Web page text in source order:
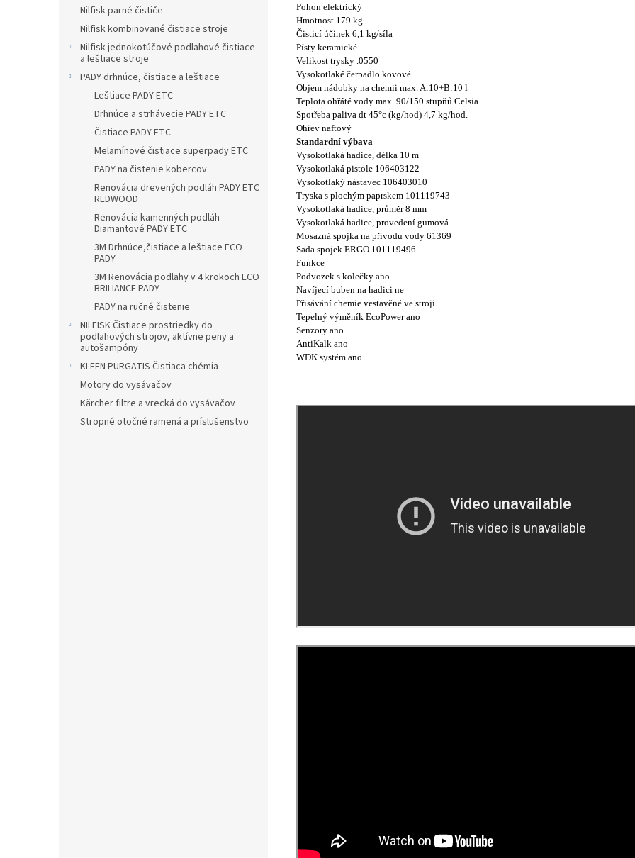
Nilfisk parné čističe
Nilfisk kombinované čistiace stroje
Nilfisk jednokotúčové podlahové čistiace
a leštiace stroje
PADY drhnúce, čistiace a leštiace
Leštiace PADY ETC
Drhnúce a strhávecie PADY ETC
Čistiace PADY ETC
Melamínové čistiace superpady ETC
PADY na čistenie kobercov
Renovácia drevených podláh PADY ETC
REDWOOD
Renovácia kamenných podláh
Diamantové PADY ETC
3M Drhnúce,čistiace a leštiace ECO
PADY
3M Renovácia podlahy v 4 krokoch ECO
BRILIANCE PADY
PADY na ručné čistenie
NILFISK Čistiace prostriedky do
podlahových strojov, aktívne peny a
autošampóny
KLEEN PURGATIS Čistiaca chémia
Motory do vysávačov
Kärcher filtre a vrecká do vysávačov
Stropné otočné ramená a príslušenstvo
Pohon elektrický
Hmotnost 179 kg
Čisticí účinek 6,1 kg/síla
Písty keramické
Velikost trysky .0550
Vysokotlaké čerpadlo kovové
Objem nádobky na chemii max. A:10+B:10 l
Teplota ohřáté vody max. 90/150 stupňů Celsia
Spotřeba paliva dt 45°c (kg/hod) 4,7 kg/hod.
Ohřev naftový
Standardní výbava
Vysokotlaká hadice, délka 10 m
Vysokotlaká pistole 106403122
Vysokotlaký nástavec 106403010
Tryska s plochým paprskem 101119743
Vysokotlaká hadice, průměr 8 mm
Vysokotlaká hadice, provedení gumová
Mosazná spojka na přívodu vody 61369
Sada spojek ERGO 101119496
Funkce
Podvozek s kolečky ano
Navíjecí buben na hadici ne
Přisávání chemie vestavěné ve stroji
Tepelný výměník EcoPower ano
Senzory ano
AntiKalk ano
WDK systém ano